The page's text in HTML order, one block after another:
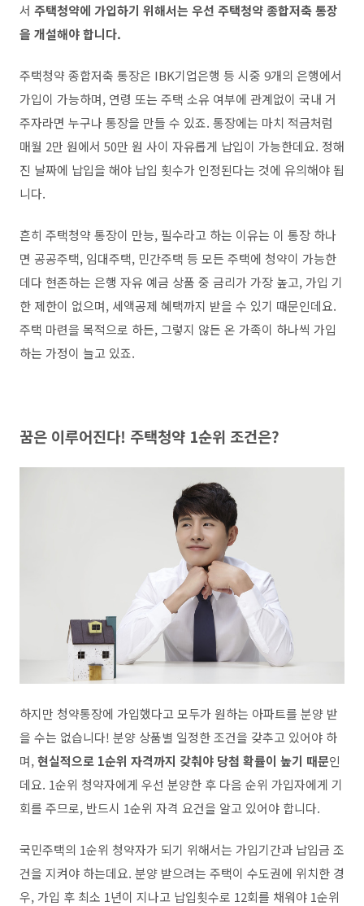
서 주택청약에 가입하기 위해서는 우선 주택청약 종합저축 통장
을 개설해야 합니다.
주택청약 종합저축 통장은 IBK기업은행 등 시중 9개의 은행에서
가입이 가능하며, 연령 또는 주택 소유 여부에 관계없이 국내 거
주자라면 누구나 통장을 만들 수 있죠. 통장에는 마치 적금처럼
매월 2만 원에서 50만 원 사이 자유롭게 납입이 가능한데요. 정해
진 날짜에 납입을 해야 납입 횟수가 인정된다는 것에 유의해야 됩
니다.
흔히 주택청약 통장이 만능, 필수라고 하는 이유는 이 통장 하나
면 공공주택, 임대주택, 민간주택 등 모든 주택에 청약이 가능한
데다 현존하는 은행 자유 예금 상품 중 금리가 가장 높고, 가입 기
한 제한이 없으며, 세액공제 혜택까지 받을 수 있기 때문인데요.
주택 마련을 목적으로 하든, 그렇지 않든 온 가족이 하나씩 가입
하는 가정이 늘고 있죠.
꿈은 이루어진다! 주택청약 1순위 조건은?
하지만 청약통장에 가입했다고 모두가 원하는 아파트를 분양 받
을 수는 없습니다! 분양 상품별 일정한 조건을 갖추고 있어야 하
며,현실적으로 1순위 자격까지 갖춰야 당첨 확률이 높기 때문인
데요. 1순위 청약자에게 우선 분양한 후 다음 순위 가입자에게 기
회를 주므로, 반드시 1순위 자격 요건을 알고 있어야 합니다.
국민주택의 1순위 청약자가 되기 위해서는 가입기간과 납입금 조
건을 지켜야 하는데요. 분양 받으려는 주택이 수도권에 위치한 경
우, 가입 후 최소 1년이 지나고 납입횟수로 12회를 채워야 1순위